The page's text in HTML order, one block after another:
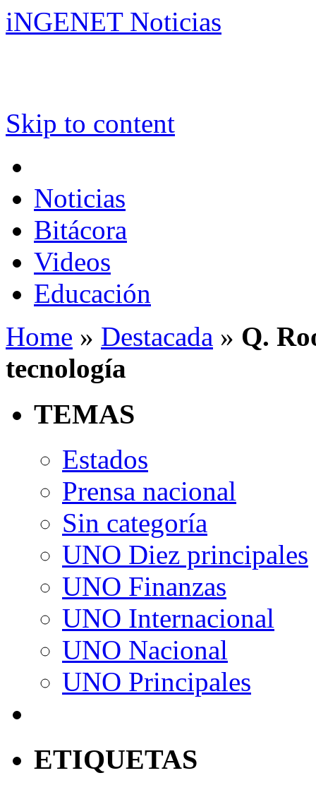
iNGENET Noticias
Skip to content
Noticias
Bitácora
Videos
Educación
Home » Destacada » Q.
tecnología
TEMAS
Estados
Prensa nacional
Sin categoría
UNO Diez principales
UNO Finanzas
UNO Internacional
UNO Nacional
UNO Principales
ETIQUETAS